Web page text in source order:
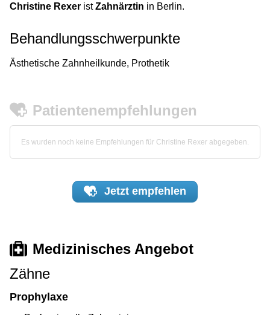
Christine Rexer istZahnärztin in Berlin.
Behandlungsschwerpunkte
Ästhetische Zahnheilkunde, Prothetik
Patientenempfehlungen
Es wurden noch keine Empfehlungen für Christine Rexer abgegeben.
Jetzt empfehlen
Medizinisches Angebot
Zähne
Prophylaxe